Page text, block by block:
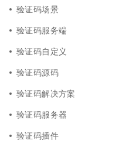
验证码场景
验证码服务端
验证码自定义
验证码源码
验证码解决方案
验证码服务器
验证码插件